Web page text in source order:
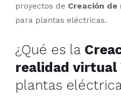
proyectos de Creación
para plantas eléctricas.
¿Qué es la
realidad virtual
plantas